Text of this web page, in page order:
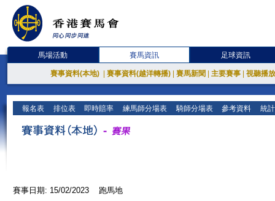
馬場活動 賽馬資訊 足球資訊
賽事資料(本地) 賽事資料(越洋轉播) 賽馬新聞 主要賽事 視聽播
報名表 排位表 即時賠率 練馬師分場表 騎師分場表 參考資料 統
賽事日期: 15/02/2023 跑馬地